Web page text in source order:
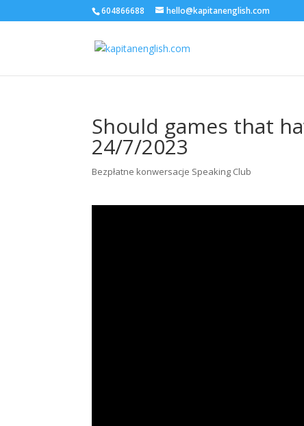
604866688 hello@kapitanenglish.com
Should games that
24/7/2023
Bezpłatne konwersacje Speaking Club